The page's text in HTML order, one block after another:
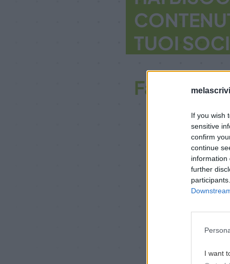
If you wish
sensitive
confirm
continue
information
further
I want
TUOI
Facebook